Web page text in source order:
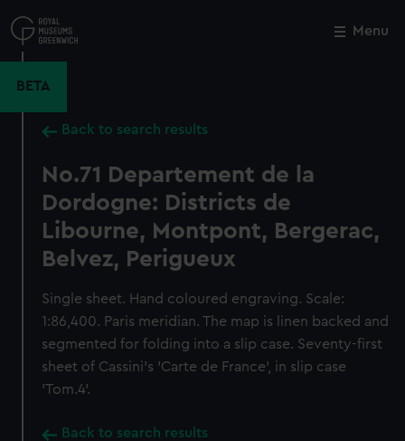
to
main
Menu
BETA
Back to search results
No.71 Departement de la
Dordogne: Districts de
Libourne, Montpont, Bergerac,
Belvez, Perigueux
Single sheet. Hand coloured engraving. Scale:
1:86,400. Paris meridian. The map is linen backed and
segmented for folding into a slip case. Seventy-first
sheet of Cassini's 'Carte de France', in slip case
'Tom.4'.
Back to search results
Close